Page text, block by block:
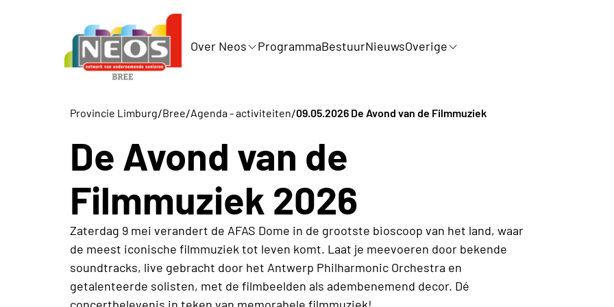
Over Neos ProgrammaBestuurNieuwsOverige
Provincie Limburg/Bree/Agenda - activiteiten/09.05.2026 De Avond van de Filmmuziek
De Avond van de
Filmmuziek 2026
Zaterdag 9 mei verandert de AFAS Dome in de grootste bioscoop van het land, waar
de meest iconische filmmuziek tot leven komt. Laat je meevoeren door bekende
soundtracks, live gebracht door het Antwerp Philharmonic Orchestra en
getalenteerde solisten, met de filmbeelden als adembenemend decor. Dé